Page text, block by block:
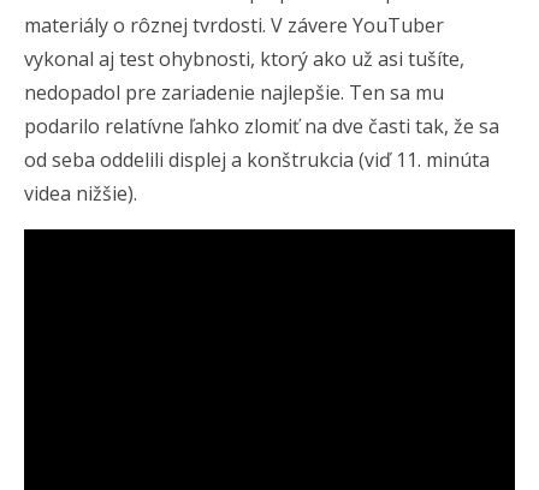
materiály o rôznej tvrdosti. V závere YouTuber
vykonal aj test ohybnosti, ktorý ako už asi tušíte,
nedopadol pre zariadenie najlepšie. Ten sa mu
podarilo relatívne ľahko zlomiť na dve časti tak, že sa
od seba oddelili displej a konštrukcia (viď 11. minúta
videa nižšie).